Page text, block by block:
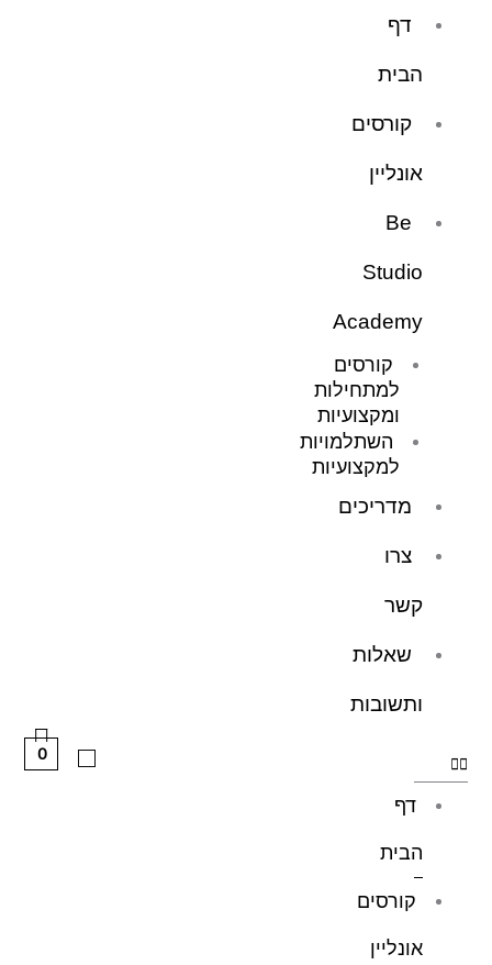
דף
הבית
קורסים
אונליין
Be
Studio
Academy
קורסים
למתחילות
ומקצועיות
השתלמויות
למקצועיות
מדריכים
צרו
קשר
שאלות
ותשובות
דף
הבית
קורסים
אונליין
0